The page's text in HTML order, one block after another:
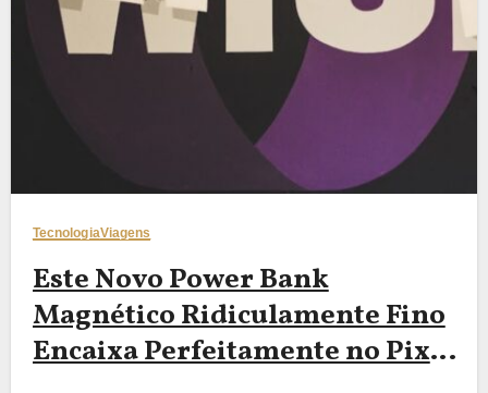
TecnologiaViagens
Este Novo Power Bank
Magnético Ridiculamente Fino
Encaixa Perfeitamente no Pixel